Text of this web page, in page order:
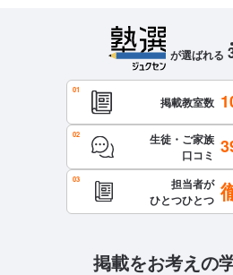
が選ばれる
掲載教室数
生徒・ご家族
口コミ
担当者が
ひとつひとつ
掲載をお考えの